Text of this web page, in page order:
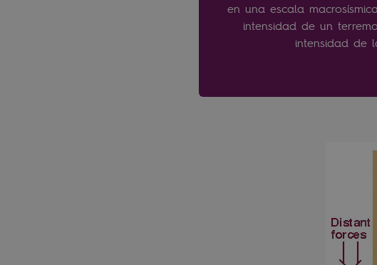
en una escala
intensidad de un
intensidad de